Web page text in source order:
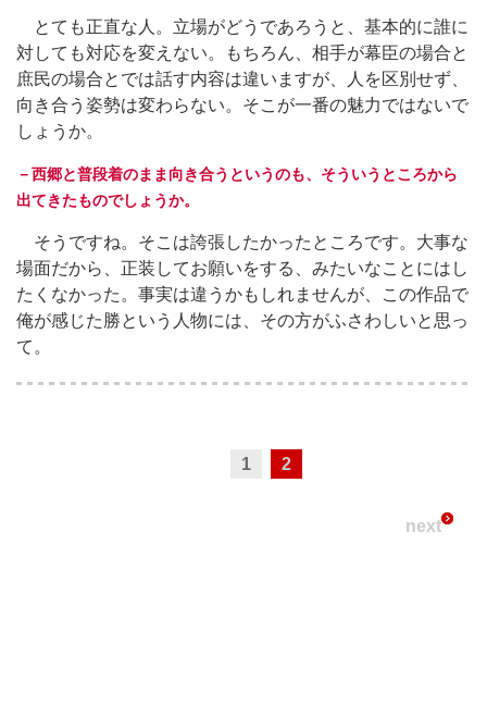
とても正直な人。立場がどうであろうと、基本的に誰に
対しても対応を変えない。もちろん、相手が幕臣の場合と
庶民の場合とでは話す内容は違いますが、人を区別せず、
向き合う姿勢は変わらない。そこが一番の魅力ではないで
しょうか。
－西郷と普段着のまま向き合うというのも、そういうところから
出てきたものでしょうか。
そうですね。そこは誇張したかったところです。大事な
場面だから、正装してお願いをする、みたいなことにはし
たくなかった。事実は違うかもしれませんが、この作品で
俺が感じた勝という人物には、その方がふさわしいと思っ
て。
1 2
next